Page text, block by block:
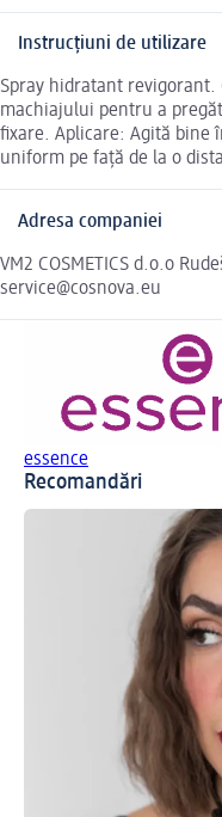
Instrucțiuni de utilizare
Spray hidratant revigorant.
machiajului pentru a
fixare. Aplicare: Agită bine
uniform pe față de la o
Adresa companiei
VM2 COSMETICS d.o.o
service@cosnova.eu
essence
Recomandări